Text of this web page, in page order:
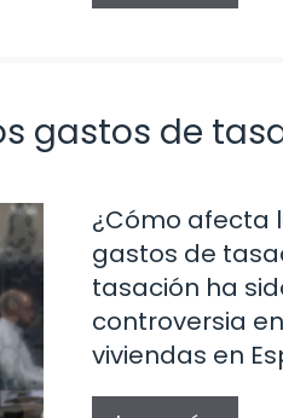
gastos de
¿Cómo afecta
gastos de
tasación ha
controversia
viviendas en